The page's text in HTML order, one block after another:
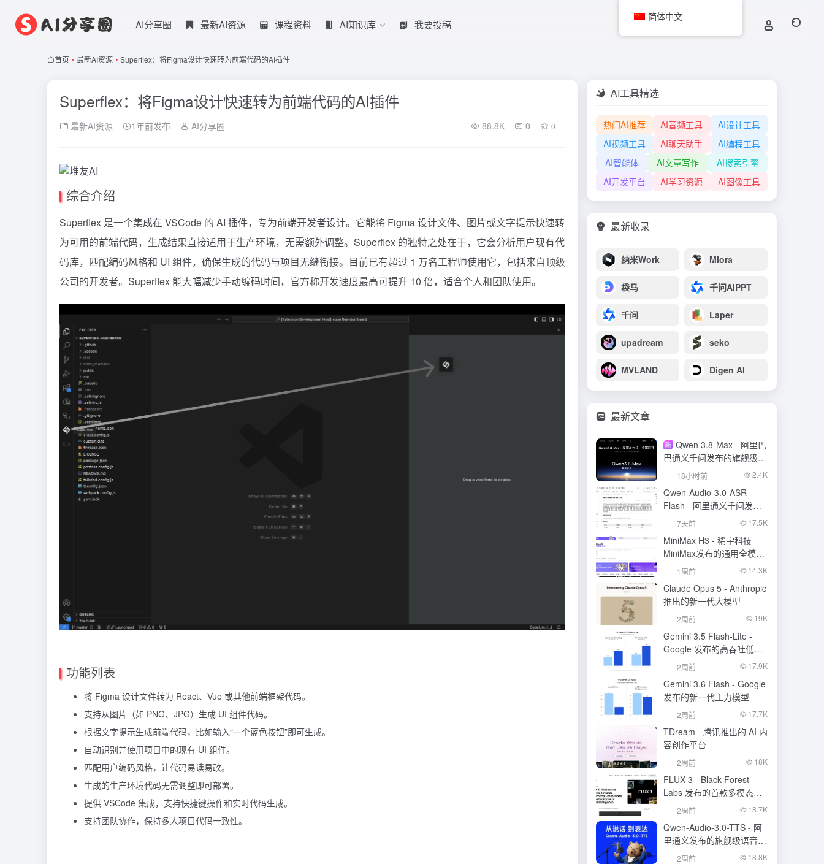
AI分享圈 最新AI资源 课程资料 AI知识库 我要投稿
首页 • 最新AI资源 • Superflex：将Figma设计快速转为前端代码的AI插件
Superflex：将Figma设计快速转为前端代码的AI插件
最新AI资源 1年前发布 AI分享圈 88.8K 0 0
综合介绍
Superflex 是一个集成在 VSCode 的 AI 插件，专为前端开发者设计。它能将 Figma 设计文件、图片或文字提示快速转
为可用的前端代码，生成结果直接适用于生产环境，无需额外调整。Superflex 的独特之处在于，它会分析用户现有代
码库，匹配编码风格和 UI 组件，确保生成的代码与项目无缝衔接。目前已有超过 1 万名工程师使用它，包括来自顶级
公司的开发者。Superflex 能大幅减少手动编码时间，官方称开发速度最高可提升 10 倍，适合个人和团队使用。
功能列表
将 Figma 设计文件转为 React、Vue 或其他前端框架代码。
支持从图片（如 PNG、JPG）生成 UI 组件代码。
根据文字提示生成前端代码，比如输入“一个蓝色按钮”即可生成。
自动识别并使用项目中的现有 UI 组件。
匹配用户编码风格，让代码易读易改。
生成的生产环境代码无需调整即可部署。
提供 VSCode 集成，支持快捷键操作和实时代码生成。
支持团队协作，保持多人项目代码一致性。
AI工具精选
热门AI推荐 AI音频工具
AI设计工具
AI视频工具
AI聊天助手
AI编程工具
AI智能体
AI文章写作
AI搜索引擎
AI开发平台
AI学习资源 AI图像工具
最新收录
纳米Work Miora
袋马 千问AIPPT
千问 Laper
upadream seko
MVLAND Digen AI
最新文章
新 Qwen 3.8-Max - 阿里巴
巴通义千问发布的旗舰级大
模型18小时前 2.4K
Qwen-Audio-3.0-ASR-
Flash - 阿里通义千问发布
的语音识别大模型
7天前 17.5K
MiniMax H3 - 稀宇科技
MiniMax发布的通用全模态
生成模型
1周前 14.3K
Claude Opus 5 - Anthropic
推出的新一代大模型
2周前 19K
Gemini 3.5 Flash-Lite -
Google 发布的高吞吐低成
本模型
2周前 17.9K
Gemini 3.6 Flash - Google
发布的新一代主力模型
2周前 17.7K
TDream - 腾讯推出的 AI 内
容创作平台
2周前 18K
FLUX 3 - Black Forest
Labs 发布的首款多模态基
础模型
2周前 18.7K
Qwen-Audio-3.0-TTS - 阿
里通义发布的旗舰级语音合
成大模型
2周前 18.8K
简体中文